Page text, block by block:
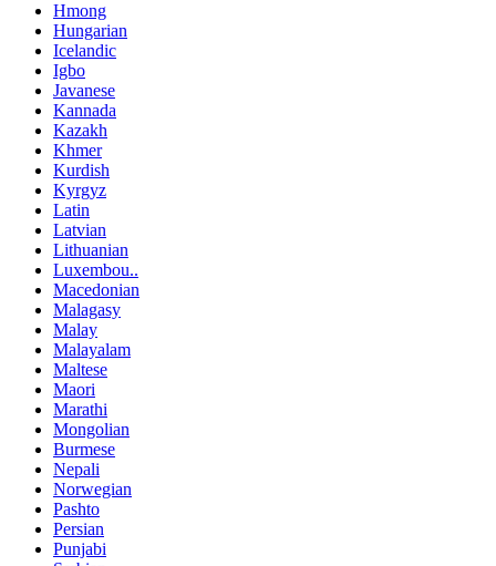
Hmong
Hungarian
Icelandic
Igbo
Javanese
Kannada
Kazakh
Khmer
Kurdish
Kyrgyz
Latin
Latvian
Lithuanian
Luxembou..
Macedonian
Malagasy
Malay
Malayalam
Maltese
Maori
Marathi
Mongolian
Burmese
Nepali
Norwegian
Pashto
Persian
Punjabi